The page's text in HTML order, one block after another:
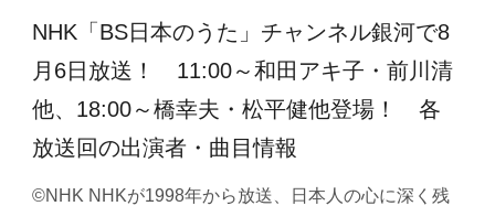
NHK「BS日本のうた」チャンネル銀河で8
月6日放送！ 11:00～和田アキ子・前川清
他、18:00～橋幸夫・松平健他登場！ 各
放送回の出演者・曲目情報
©NHK NHKが1998年から放送、日本人の心に深く残